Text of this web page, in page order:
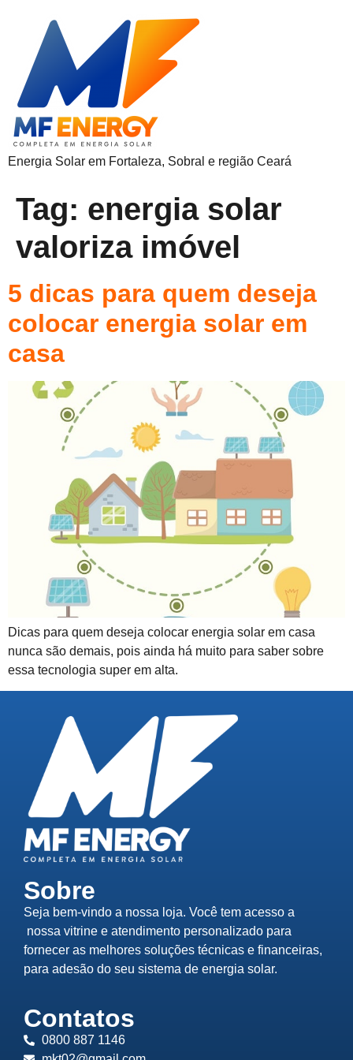
Energia Solar em Fortaleza, Sobral e região Ceará
Tag: energia solar
valoriza imóvel
5 dicas para quem deseja
colocar energia solar em
casa
Dicas para quem deseja colocar energia solar em casa
nunca são demais, pois ainda há muito para saber sobre
essa tecnologia super em alta.
Sobre
Seja bem-vindo a nossa loja. Você tem acesso a
nossa vitrine e atendimento personalizado para
fornecer as melhores soluções técnicas e financeiras,
para adesão do seu sistema de energia solar.
Contatos
0800 887 1146